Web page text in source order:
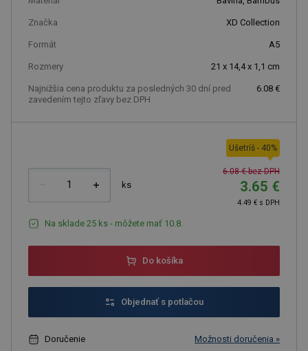
Značka XD Collection
Formát A5
Rozmery 21 x 14,4 x 1,1 cm
Najnižšia cena produktu za posledných 30 dní pred
zavedením tejto zľavy bez DPH
6.08 €
Ušetríš - 40%
ks
6.08 € bez DPH
3.65 €
4.49 € s DPH
Na sklade 25 ks - môžete mať 10.8.
Do košíka
Objednať s potlačou
Doručenie Možnosti doručenia »